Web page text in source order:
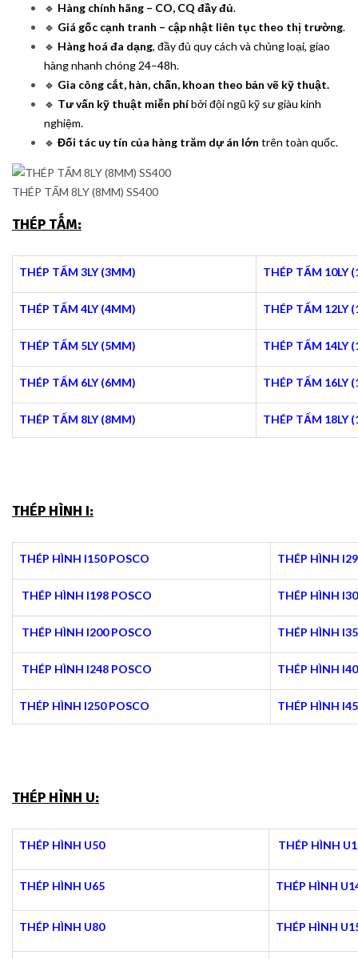
🔹 Hàng chính hãng – CO, CQ đầy đủ.
🔹 Giá gốc cạnh tranh – cập nhật liên tục theo thị trường.
🔹 Hàng hoá đa dạng, đầy đủ quy cách và chủng loại, giao
hàng nhanh chóng 24–48h.
🔹 Gia công cắt, hàn, chấn, khoan theo bản vẽ kỹ thuật.
🔹 Tư vấn kỹ thuật miễn phíbởi đội ngũ kỹ sư giàu kinh
nghiệm.
🔹 Đối tác uy tín của hàng trăm dự án lớn trên toàn quốc.
THÉP TẤM 8LY (8MM) SS400
THÉP TẤM:
THÉP TẤM 3LY (3MM) THÉP TẤM 10LY
THÉP TẤM 4LY (4MM) THÉP TẤM 12LY
THÉP TẤM 5LY (5MM) THÉP TẤM 14LY
THÉP TẤM 6LY (6MM) THÉP TẤM 16LY
THÉP TẤM 8LY (8MM) THÉP TẤM 18LY
THÉP HÌNH I:
THÉP HÌNH I150 POSCO THÉP HÌNH
THÉP HÌNH I198 POSCO THÉP HÌNH
THÉP HÌNH I200 POSCO THÉP HÌNH
THÉP HÌNH I248 POSCO THÉP HÌNH
THÉP HÌNH I250 POSCO THÉP HÌNH
THÉP HÌNH U:
THÉP HÌNH U50 THÉP HÌNH
THÉP HÌNH U65 THÉP HÌNH
THÉP HÌNH U80 THÉP HÌNH